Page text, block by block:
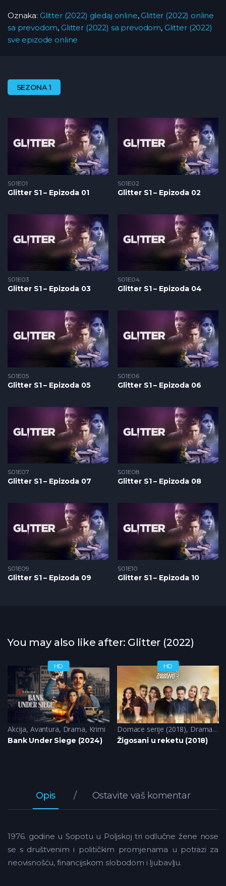
Oznaka: Glitter (2022) gledaj online, Glitter (2022) online
sa prevodom, Glitter (2022) sa prevodom, Glitter (2022)
sve epizode online
SEZONA 1
S01E01
Glitter S1 – Epizoda 01
S01E02
Glitter S1 – Epizoda 02
S01E03
Glitter S1 – Epizoda 03
S01E04
Glitter S1 – Epizoda 04
S01E05
Glitter S1 – Epizoda 05
S01E06
Glitter S1 – Epizoda 06
S01E07
Glitter S1 – Epizoda 07
S01E08
Glitter S1 – Epizoda 08
S01E09
Glitter S1 – Epizoda 09
S01E10
Glitter S1 – Epizoda 10
You may also like after: Glitter (2022)
HD
Akcija, Avantura, Drama, Krimi
Bank Under Siege (2024)
HD
Domace serije (2018), Drama,
Žigosani u reketu (2018)
Opis Ostavite vaš komentar
1976. godine u Sopotu u Poljskoj tri odlučne žene nose
se s društvenim i političkim promjenama u potrazi za
neovisnošću, financijskom slobodom i ljubavlju.